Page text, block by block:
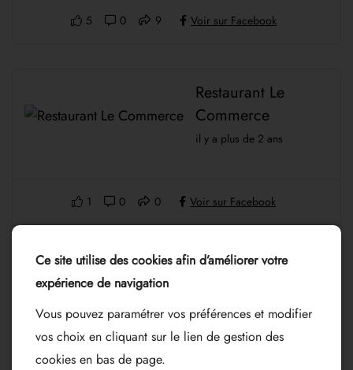
5 0 9 Voir sur Facebook
Restaurant Le
Commerce
il y a plus de 2 ans
1 0 0 Voir sur Facebook
il y a plus de 2 ans
Ce site utilise des cookies afin d’améliorer votre
expérience de navigation
Vous pouvez paramétrer vos préférences et modifier
vos choix en cliquant sur le lien de gestion des
cookies en bas de page.